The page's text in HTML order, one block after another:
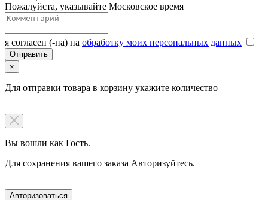
Пожалуйста, указывайте Московское время
я согласен (-на) на обработку моих персональных данных
×
Для отправки товара в корзину укажите количество
Вы вошли как Гость.
Для сохранения вашего заказа Авторизуйтесь.
Авторизоваться